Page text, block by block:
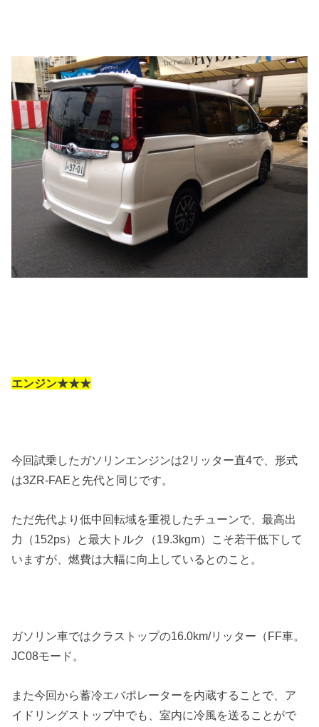
エンジン★★★
今回試乗したガソリンエンジンは2リッター直4で、形式
は3ZR-FAEと先代と同じです。
ただ先代より低中回転域を重視したチューンで、最高出
力（152ps）と最大トルク（19.3kgm）こそ若干低下して
いますが、燃費は大幅に向上しているとのこと。
ガソリン車ではクラストップの16.0km/リッター（FF車。
JC08モード。
また今回から蓄冷エバポレーターを内蔵することで、ア
イドリングストップ中でも、室内に冷風を送ることがで